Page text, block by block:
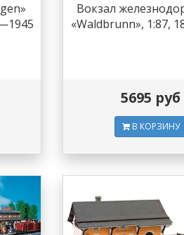
Вокзал
«Waldbrunn», 1:87,
5695 руб
В КОРЗИНУ